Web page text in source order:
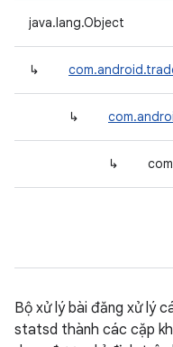
java.lang.Object
↳
↳
↳
Bộ xử lý bài đăng xử lý
statsd thành các cặp